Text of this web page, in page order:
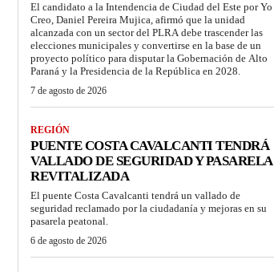
El candidato a la Intendencia de Ciudad del Este por Yo
Creo, Daniel Pereira Mujica, afirmó que la unidad
alcanzada con un sector del PLRA debe trascender las
elecciones municipales y convertirse en la base de un
proyecto político para disputar la Gobernación de Alto
Paraná y la Presidencia de la República en 2028.
7 de agosto de 2026
REGIÓN
PUENTE COSTA CAVALCANTI TENDRÁ
VALLADO DE SEGURIDAD Y PASARELA
REVITALIZADA
El puente Costa Cavalcanti tendrá un vallado de
seguridad reclamado por la ciudadanía y mejoras en su
pasarela peatonal.
6 de agosto de 2026